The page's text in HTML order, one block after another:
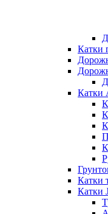
Катки
Катки
Катки
Катки